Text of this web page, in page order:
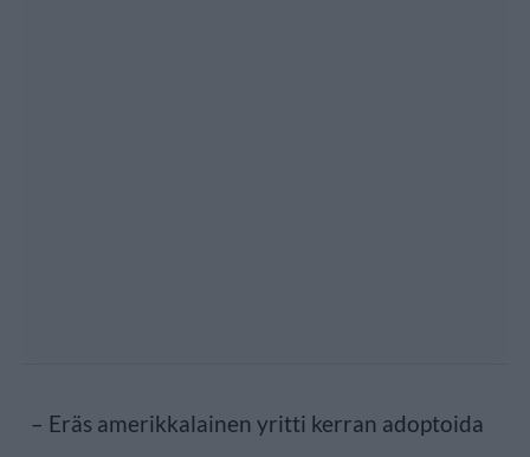
– Eräs amerikkalainen yritti kerran adoptoida